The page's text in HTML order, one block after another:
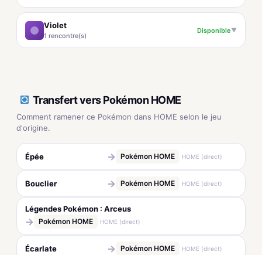
Violet
1 rencontre(s)
Disponible▼
Transfert vers Pokémon HOME
Comment ramener ce Pokémon dans HOME selon le jeu
d'origine.
Épée → Pokémon HOME HOME (direct)
Bouclier → Pokémon HOME HOME (direct)
Légendes Pokémon : Arceus
→ Pokémon HOME HOME (direct)
Écarlate → Pokémon HOME HOME (direct)